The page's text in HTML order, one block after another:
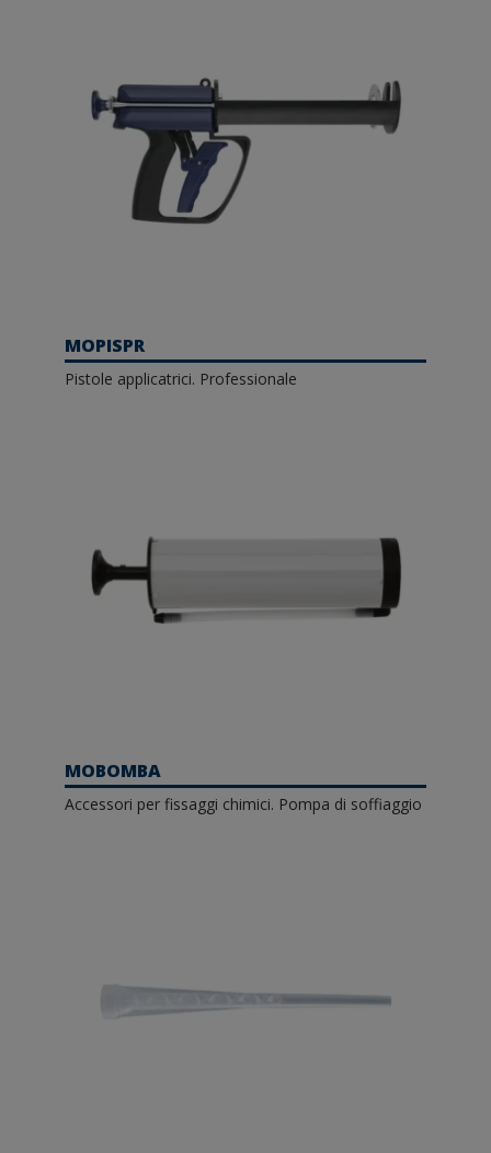
MOPISPR
Pistole applicatrici. Professionale
MOBOMBA
Accessori per fissaggi chimici. Pompa di soffiaggio